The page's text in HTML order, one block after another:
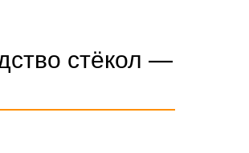
стёкол —